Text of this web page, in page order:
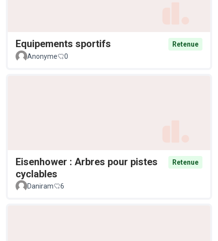
Equipements sportifs
Retenue
Anonyme
0
Eisenhower : Arbres pour pistes
cyclables
Retenue
Daniram 6